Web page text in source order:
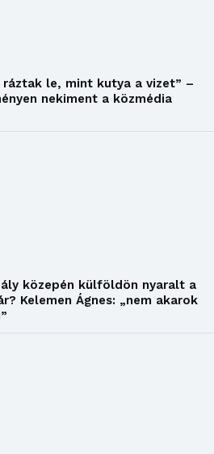
ráztak le, mint kutya a vizet” –
nekiment a közmédia
közepén külföldön nyaralt a
Kelemen Ágnes: „nem akarok